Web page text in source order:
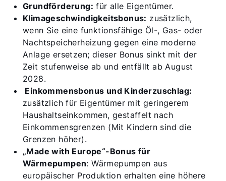
Grundförderung: für alle Eigentümer.
Klimageschwindigkeitsbonus: zusätzlich,
wenn Sie eine funktionsfähige Öl-, Gas- oder
Nachtspeicherheizung gegen eine moderne
Anlage ersetzen; dieser Bonus sinkt mit der
Zeit stufenweise ab und entfällt ab August
2028.
Einkommensbonus und Kinderzuschlag:
zusätzlich für Eigentümer mit geringerem
Haushaltseinkommen, gestaffelt nach
Einkommensgrenzen (Mit Kindern sind die
Grenzen höher).
„Made with Europe“-Bonus für
Wärmepumpen: Wärmepumpen aus
europäischer Produktion erhalten eine höhere